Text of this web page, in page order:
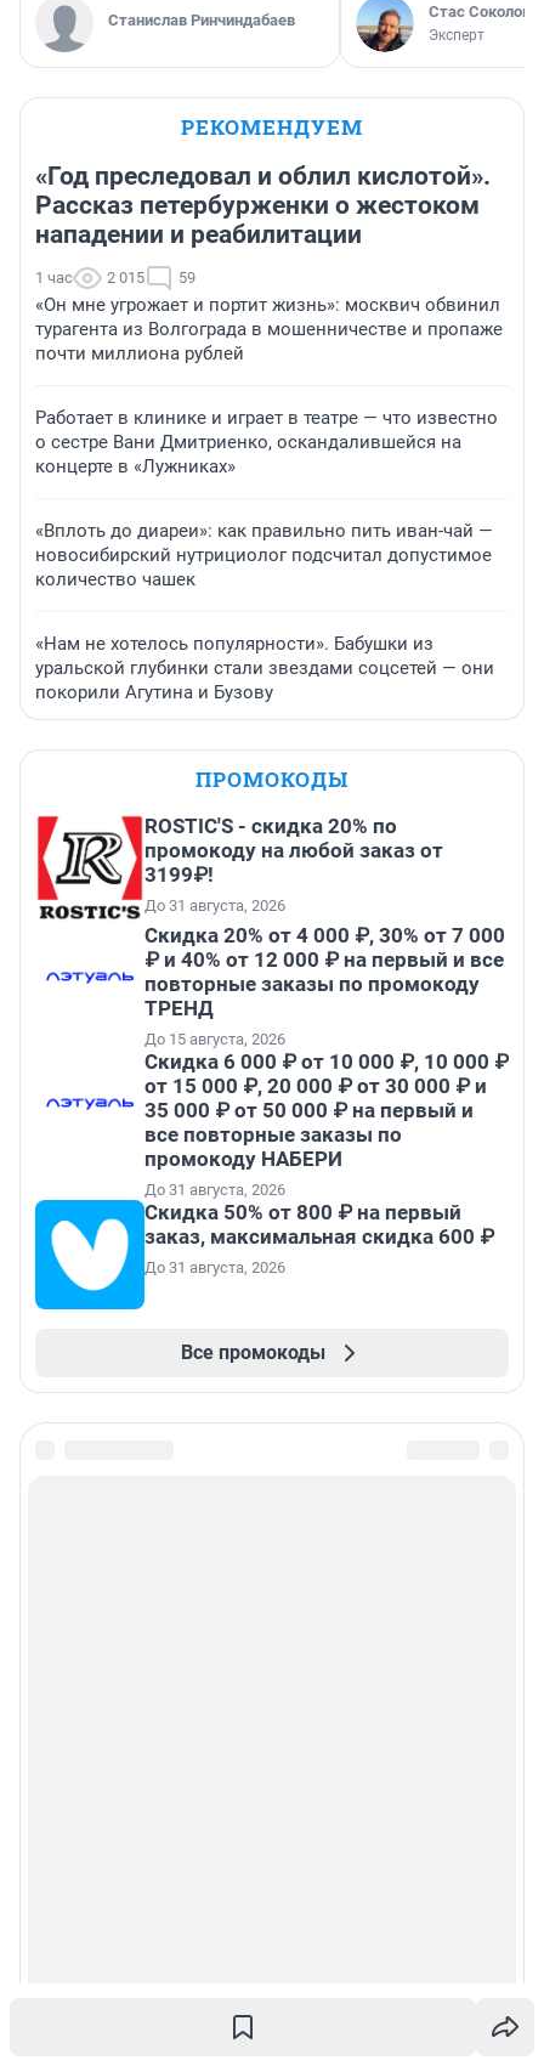
Станислав Ринчиндабаев Стас Соколов
Эксперт
РЕКОМЕНДУЕМ
«Год преследовал и облил кислотой».
Рассказ петербурженки о жестоком
нападении и реабилитации
1 час 2 015 59
«Он мне угрожает и портит жизнь»: москвич обвинил
турагента из Волгограда в мошенничестве и пропаже
почти миллиона рублей
Работает в клинике и играет в театре — что известно
о сестре Вани Дмитриенко, оскандалившейся на
концерте в «Лужниках»
«Вплоть до диареи»: как правильно пить иван-чай —
новосибирский нутрициолог подсчитал допустимое
количество чашек
«Нам не хотелось популярности». Бабушки из
уральской глубинки стали звездами соцсетей — они
покорили Агутина и Бузову
ПРОМОКОДЫ
ROSTIC'S - скидка 20% по
промокоду на любой заказ от
3199₽!
До 31 августа, 2026
Скидка 20% от 4 000 ₽, 30% от 7 000
₽ и 40% от 12 000 ₽ на первый и все
повторные заказы по промокоду
ТРЕНД
До 15 августа, 2026
Скидка 6 000 ₽ от 10 000 ₽, 10 000 ₽
от 15 000 ₽, 20 000 ₽ от 30 000 ₽ и
35 000 ₽ от 50 000 ₽ на первый и
все повторные заказы по
промокоду НАБЕРИ
До 31 августа, 2026
Скидка 50% от 800 ₽ на первый
заказ, максимальная скидка 600 ₽
До 31 августа, 2026
Все промокоды